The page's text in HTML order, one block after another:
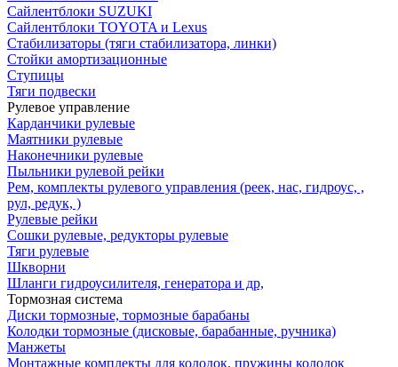
Сайлентблоки SUZUKI
Сайлентблоки TOYOTA и Lexus
Стабилизаторы (тяги стабилизатора, линки)
Стойки амортизационные
Ступицы
Тяги подвески
Рулевое управление
Карданчики рулевые
Маятники рулевые
Наконечники рулевые
Пыльники рулевой рейки
Рем, комплекты рулевого управления (реек, нас, гидроус, ,
рул, редук, )
Рулевые рейки
Сошки рулевые, редукторы рулевые
Тяги рулевые
Шкворни
Шланги гидроусилителя, генератора и др,
Тормозная система
Диски тормозные, тормозные барабаны
Колодки тормозные (дисковые, барабанные, ручника)
Манжеты
Монтажные комплекты для колодок, пружины колодок